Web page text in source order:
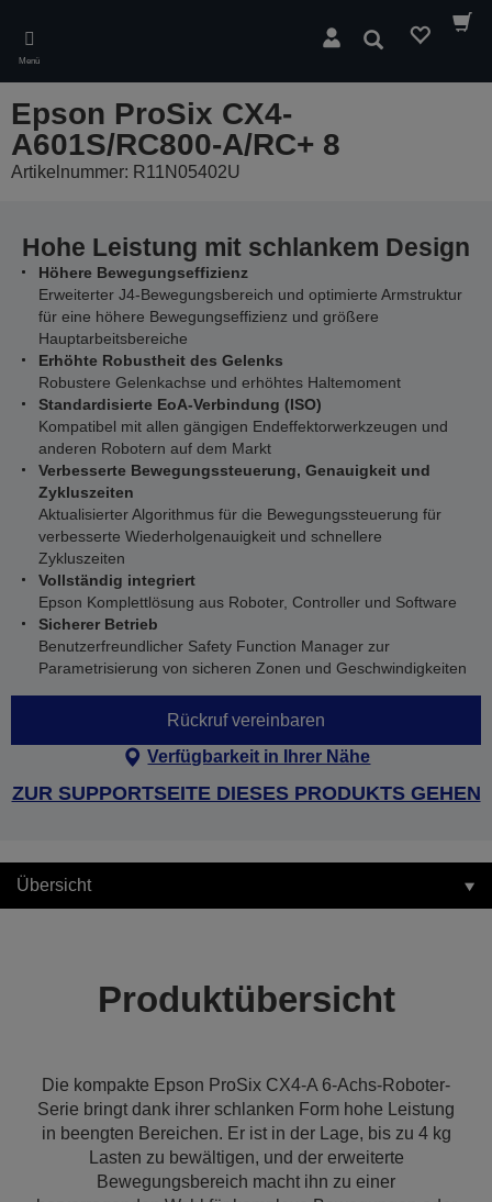
main
content
Menü
Suchen
Epson ProSix CX4-
A601S/RC800-A/RC+ 8
Artikelnummer: R11N05402U
Hohe Leistung mit schlankem Design
Höhere Bewegungseffizienz
Erweiterter J4-Bewegungsbereich und optimierte Armstruktur
für eine höhere Bewegungseffizienz und größere
Hauptarbeitsbereiche
Erhöhte Robustheit des Gelenks
Robustere Gelenkachse und erhöhtes Haltemoment
Standardisierte EoA-Verbindung (ISO)
Kompatibel mit allen gängigen Endeffektorwerkzeugen und
anderen Robotern auf dem Markt
Verbesserte Bewegungssteuerung, Genauigkeit und
Zykluszeiten
Aktualisierter Algorithmus für die Bewegungssteuerung für
verbesserte Wiederholgenauigkeit und schnellere
Zykluszeiten
Vollständig integriert
Epson Komplettlösung aus Roboter, Controller und Software
Sicherer Betrieb
Benutzerfreundlicher Safety Function Manager zur
Parametrisierung von sicheren Zonen und Geschwindigkeiten
Rückruf vereinbaren
Verfügbarkeit in Ihrer Nähe
ZUR SUPPORTSEITE DIESES PRODUKTS GEHEN
Übersicht
Produktübersicht
Die kompakte Epson ProSix CX4-A 6-Achs-Roboter-
Serie bringt dank ihrer schlanken Form hohe Leistung
in beengten Bereichen. Er ist in der Lage, bis zu 4 kg
Lasten zu bewältigen, und der erweiterte
Bewegungsbereich macht ihn zu einer